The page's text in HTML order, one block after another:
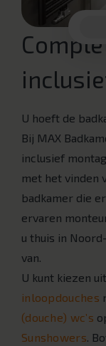
U hoeft de
Bij MAX
inclusief
met het vinden
badkamer die
ervaren
u thuis in
van.
U kunt kiezen
inloopdouches
(douche) wc’s
Sunshowers.